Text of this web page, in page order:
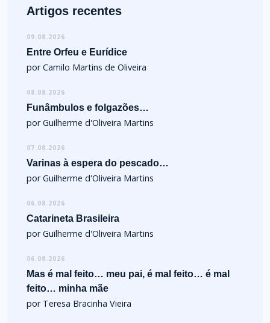
Artigos recentes
09.08.2026
Entre Orfeu e Eurídice
por Camilo Martins de Oliveira
08.08.2026
Funâmbulos e folgazões…
por Guilherme d'Oliveira Martins
07.08.2026
Varinas à espera do pescado…
por Guilherme d'Oliveira Martins
06.08.2026
Catarineta Brasileira
por Guilherme d'Oliveira Martins
06.08.2026
Mas é mal feito… meu pai, é mal feito… é mal
feito… minha mãe
por Teresa Bracinha Vieira